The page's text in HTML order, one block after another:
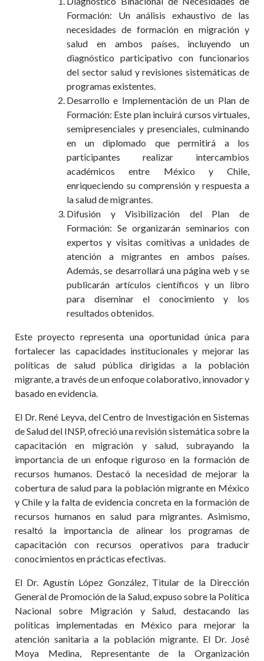
Formación: Un análisis exhaustivo de las
necesidades de formación en migración y
salud en ambos países, incluyendo un
diagnóstico participativo con funcionarios
del sector salud y revisiones sistemáticas de
programas existentes.
Desarrollo e Implementación de un Plan de
Formación: Este plan incluirá cursos virtuales,
semipresenciales y presenciales, culminando
en un diplomado que permitirá a los
participantes realizar intercambios
académicos entre México y Chile,
enriqueciendo su comprensión y respuesta a
la salud de migrantes.
Difusión y Visibilización del Plan de
Formación: Se organizarán seminarios con
expertos y visitas comitivas a unidades de
atención a migrantes en ambos países.
Además, se desarrollará una página web y se
publicarán artículos científicos y un libro
para diseminar el conocimiento y los
resultados obtenidos.
Este proyecto representa una oportunidad única para
fortalecer las capacidades institucionales y mejorar las
políticas de salud pública dirigidas a la población
migrante, a través de un enfoque colaborativo, innovador y
basado en evidencia.
El Dr. René Leyva, del Centro de Investigación en Sistemas
de Salud del INSP, ofreció una revisión sistemática sobre la
capacitación en migración y salud, subrayando la
importancia de un enfoque riguroso en la formación de
recursos humanos. Destacó la necesidad de mejorar la
cobertura de salud para la población migrante en México
y Chile y la falta de evidencia concreta en la formación de
recursos humanos en salud para migrantes. Asimismo,
resaltó la importancia de alinear los programas de
capacitación con recursos operativos para traducir
conocimientos en prácticas efectivas.
El Dr. Agustín López González, Titular de la Dirección
General de Promoción de la Salud, expuso sobre la Política
Nacional sobre Migración y Salud, destacando las
políticas implementadas en México para mejorar la
atención sanitaria a la población migrante. El Dr. José
Moya Medina, Representante de la Organización